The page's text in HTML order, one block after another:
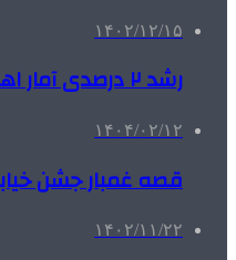
۱۴۰۲/۱۲/۱۵
رشد ۲ درصدی آمار اهدای خون در ۱۱ ماه سال ۱۴۰۳
۱۴۰۴/۰۲/۱۲
قصه غمبار جشن
۱۴۰۲/۱۱/۲۲